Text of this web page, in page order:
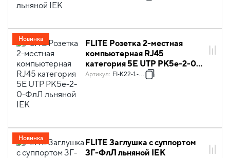
FLITE Розетка 2-местная
компьютерная RJ45
категория 5Е UTP РК5е-2-0-
ФлЛ льняной IEK
Артикул: FI-K22-1-K88
Новинка
FLITE Заглушка с суппортом
ЗГ-ФлЛ льняной IEK
Новинка